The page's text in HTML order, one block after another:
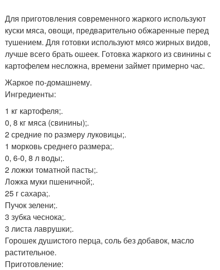
Для приготовления современного жаркого используют
куски мяса, овощи, предварительно обжаренные перед
тушением. Для готовки используют мясо жирных видов,
лучше всего брать ошеек. Готовка жаркого из свинины с
картофелем несложна, времени займет примерно час.
Жаркое по-домашнему.
Ингредиенты:
1 кг картофеля;.
0, 8 кг мяса (свинины);.
2 средние по размеру луковицы;.
1 морковь среднего размера;.
0, 6-0, 8 л воды;.
2 ложки томатной пасты;.
Ложка муки пшеничной;.
25 г сахара;.
Пучок зелени;.
3 зубка чеснока;.
3 листа лаврушки;.
Горошек душистого перца, соль без добавок, масло
растительное.
Приготовление: